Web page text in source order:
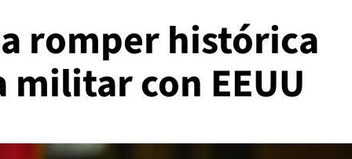
romper histórica
con EEUU